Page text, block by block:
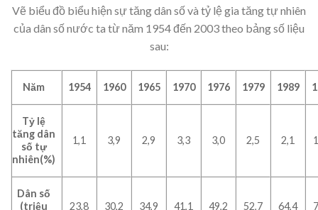
Vẽ biểu đồ biểu hiện sự tăng dân số và tỷ lệ gia tăng tự nhiên
của dân số nước ta từ năm 1954 đến 2003 theo bảng số liệu
sau:
Năm 1954 1960 1965 1970 1976 1979 1989
Tỷ lệ
tăng dân
số tự
nhiên(%)
1,1 3,9 2,9 3,3 3,0 2,5 2,1
Dân số
(triệu
23,8 30,2 34,9 41,1 49,2 52,7 64,4